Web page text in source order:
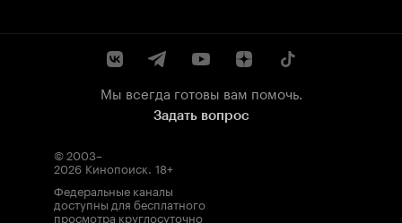
Мы всегда готовы вам помочь.
Задать вопрос
© 2003–
2026 Кинопоиск. 18+
Федеральные каналы
доступны для бесплатного
просмотра круглосуточно